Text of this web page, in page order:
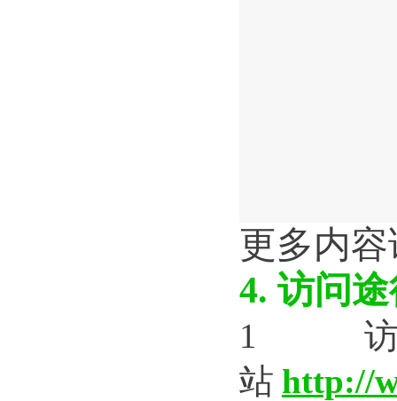
更多内
4. 访问
1
站 http://